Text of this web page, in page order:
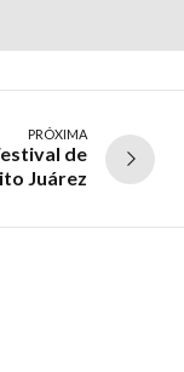
PRÓXIMA
de
Juárez